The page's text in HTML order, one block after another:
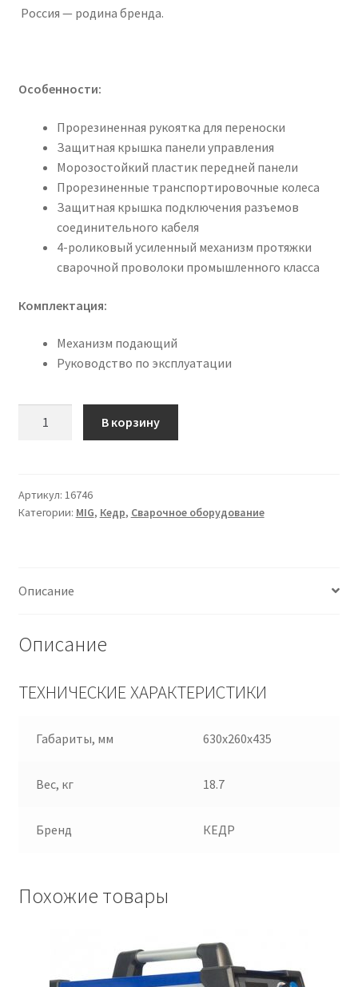
Россия — родина бренда.
Особенности:
Прорезиненная рукоятка для переноски
Защитная крышка панели управления
Морозостойкий пластик передней панели
Прорезиненные транспортировочные колеса
Защитная крышка подключения разъемов
соединительного кабеля
4-роликовый усиленный механизм протяжки
сварочной проволоки промышленного класса
Комплектация:
Механизм подающий
Руководство по эксплуатации
КЕДР
MULTIWF-
В корзину
Артикул: 16746
Категории: MIG, Кедр, Сварочное оборудование
Описание
Описание
ТЕХНИЧЕСКИЕ ХАРАКТЕРИСТИКИ
Габариты, мм 630x260x435
Вес, кг 18.7
Бренд КЕДР
Похожие товары